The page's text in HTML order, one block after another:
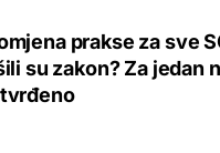
prakse za sve
su zakon? Za jedan